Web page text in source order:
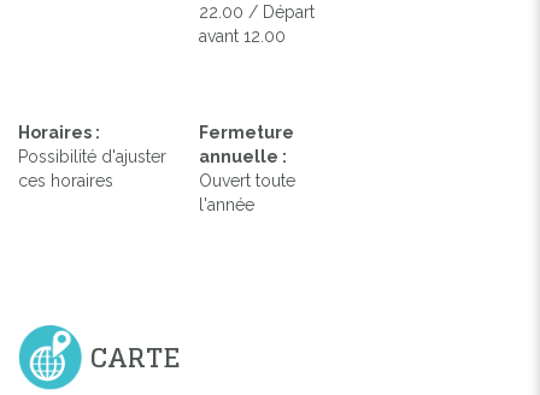
22.00 / Départ
avant 12.00
Horaires :
Possibilité d'ajuster
ces horaires
Fermeture
annuelle :
Ouvert toute
l'année
CARTE